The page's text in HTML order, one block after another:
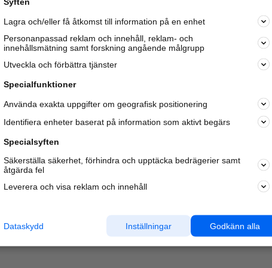
Varje vecka besöker du och 4 miljonerandra härliga
oss för att hitta rätt lokal information om företag,
Lagra och/eller få åtkomst till information på en enhet
Personanpassad reklam och innehåll, reklam- och
innehållsmätning samt forskning angående målgrupp
Utveckla och förbättra tjänster
Specialfunktioner
Använda exakta uppgifter om geografisk positionering
Identifiera enheter baserat på information som aktivt begärs
Specialsyften
Säkerställa säkerhet, förhindra och upptäcka bedrägerier samt
åtgärda fel
Leverera och visa reklam och innehåll
Godkänn alla
Inställningar
Dataskydd